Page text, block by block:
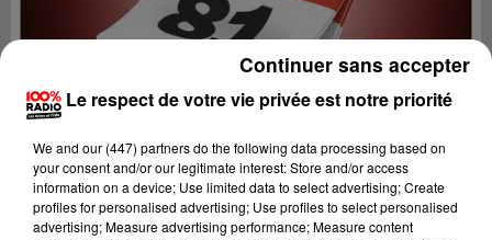
Le respect de votre vie privée est notre priorité
We and our (447) partnersdo the following data processing based on
your consent and/or our legitimate interest: Store and/or access
information on a device; Use limited data to select advertising; Create
profiles for personalised advertising; Use profiles to select personalised
advertising; Measure advertising performance; Measure content
Continuer sans accepter